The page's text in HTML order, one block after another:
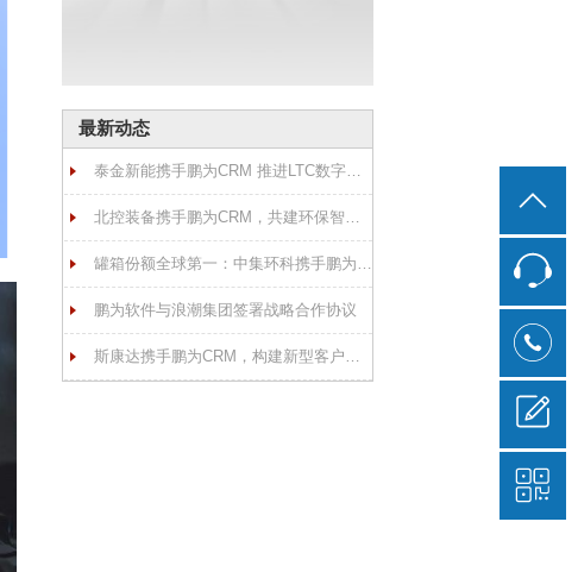
最新动态
泰金新能携手鹏为CRM 推进LTC数字化转型
鹏为软件与浪潮集团签署战略合作协议